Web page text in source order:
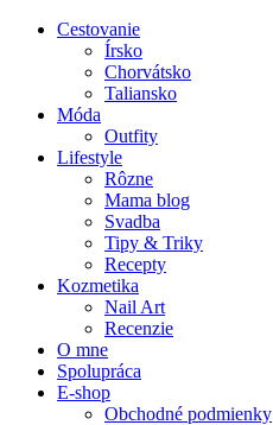
Cestovanie
Írsko
Chorvátsko
Taliansko
Móda
Outfity
Lifestyle
Rôzne
Mama blog
Svadba
Tipy & Triky
Recepty
Kozmetika
Nail Art
Recenzie
O mne
Spolupráca
E-shop
Obchodné podmienky